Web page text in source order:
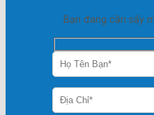
Bạn đang cần sấy